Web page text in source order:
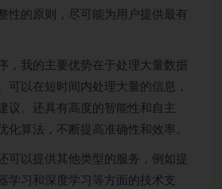
性的原则，尽可能为用户提供最有
，我的主要优势在于处理大量数据
可以在短时间内处理大量的信息，
议。还具有高度的智能性和自主
化算法，不断提高准确性和效率。
可以提供其他类型的服务，例如提
学习和深度学习等方面的技术支